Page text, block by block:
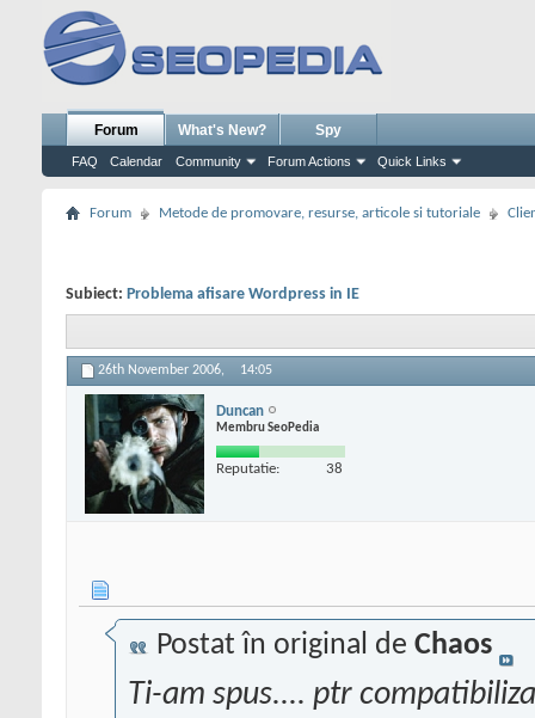
Forum
FAQ Calendar Community Forum Actions Quick Links
What's New? Spy
Forum Metode de promovare, resurse, articole si tutoriale
Subiect: Problema afisare Wordpress in IE
26th November 2006, 14:05
Duncan
Membru SeoPedia
Reputatie: 38
Postat în original de Chaos
Ti-am spus.... ptr